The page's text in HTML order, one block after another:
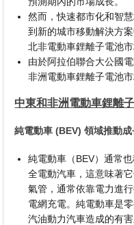
然而，快速都市化和智
到新的城市移動解決方
北非電動車鋰離子電池
由於阿拉伯聯合大公國
非洲電動車鋰離子電池市
中東和非洲電動車鋰離
純電動車 (BEV) 領域推動成
純電動車（BEV）通常
全電動汽車，這意味著
氣管，通常依靠電力進
電網充電。純電動車是
汽油動力汽車造成的有害